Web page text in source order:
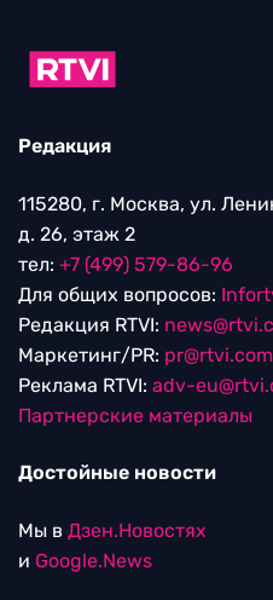
Редакция
115280, г. Москва, ул.
д. 26, этаж 2
тел: +7 (499) 579-86-96
Для общих вопросов:
Редакция RTVI:
Маркетинг/PR: pr@rtvi.com
Реклама RTVI: adv-
Партнерские материалы
Достойные новости
Мы в Дзен.Новостях
и Google.News